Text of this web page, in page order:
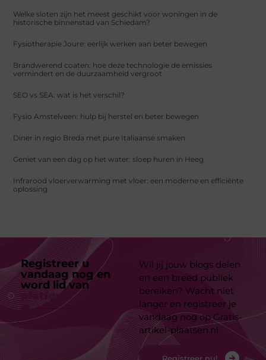
Welke sloten zijn het meest geschikt voor woningen in de
historische binnenstad van Schiedam?
Fysiotherapie Joure: eerlijk werken aan beter bewegen
Brandwerend coaten: hoe deze technologie de emissies
vermindert en de duurzaamheid vergroot
SEO vs SEA: wat is het verschil?
Fysio Amstelveen: hulp bij herstel en beter bewegen
Diner in regio Breda met pure Italiaanse smaken
Geniet van een dag op het water: sloep huren in Heeg
Infrarood vloerverwarming met vloer: een moderne en efficiënte
oplossing
Registreer u
vandaag nog en
word lid van
platform
Wil jij jouw blogs delen
en een breed publiek
bereiken? Wacht niet
langer en registreer je
vandaag nog op Gratis-
artikel-plaatsen.nl
Registreer nu!